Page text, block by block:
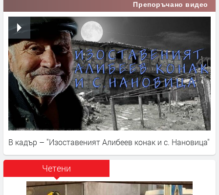
Препоръчано видео
В кадър – "Изоставеният Алибеев конак и с. Нановица"
Четени